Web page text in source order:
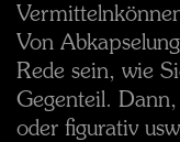
Von
Rede sein, wie
Gegenteil.
oder figurativ